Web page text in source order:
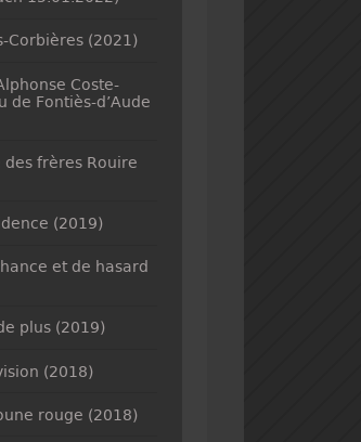
Corbières (2021)
Coste-
de Fontiès-d’Aude
frères Rouire
(2019)
et de hasard
plus (2019)
(2018)
rouge (2018)